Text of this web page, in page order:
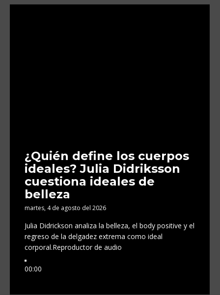
¿Quién define los cuerpos
ideales? Julia Didriksson
cuestiona ideales de
belleza
martes, 4 de agosto del 2026
Julia Didrickson analiza la belleza, el body positive y el
regreso de la delgadez extrema como ideal
corporal.Reproductor de audio
00:00